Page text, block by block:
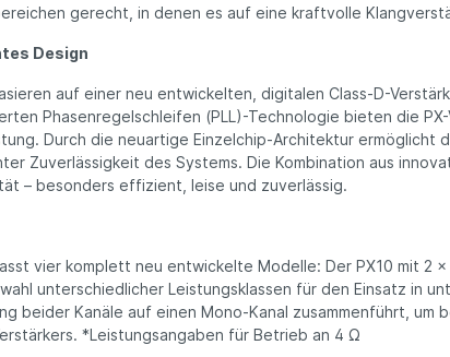
gerecht, in denen es auf eine kraftvolle
Design
auf einer neu entwickelten, digitalen Class-D-
Phasenregelschleifen (PLL)-Technologie bieten die
Durch die neuartige Einzelchip-Architektur
Zuverlässigkeit des Systems. Die Kombination aus
– besonders effizient, leise und zuverlässig.
vier komplett neu entwickelte Modelle: Der PX10 mit 2
unterschiedlicher Leistungsklassen für den Einsatz in
beider Kanäle auf einen Mono-Kanal zusammenführt,
*Leistungsangaben für Betrieb an 4 Ω